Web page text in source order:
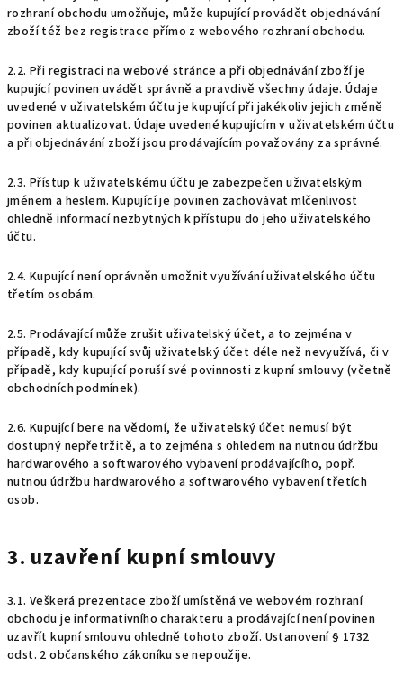
rozhraní obchodu umožňuje, může kupující provádět objednávání
zboží též bez registrace přímo z webového rozhraní obchodu.
2.2. Při registraci na webové stránce a při objednávání zboží je
kupující povinen uvádět správně a pravdivě všechny údaje. Údaje
uvedené v uživatelském účtu je kupující při jakékoliv jejich změně
povinen aktualizovat. Údaje uvedené kupujícím v uživatelském účtu
a při objednávání zboží jsou prodávajícím považovány za správné.
2.3. Přístup k uživatelskému účtu je zabezpečen uživatelským
jménem a heslem. Kupující je povinen zachovávat mlčenlivost
ohledně informací nezbytných k přístupu do jeho uživatelského
účtu.
2.4. Kupující není oprávněn umožnit využívání uživatelského účtu
třetím osobám.
2.5. Prodávající může zrušit uživatelský účet, a to zejména v
případě, kdy kupující svůj uživatelský účet déle než nevyužívá, či v
případě, kdy kupující poruší své povinnosti z kupní smlouvy (včetně
obchodních podmínek).
2.6. Kupující bere na vědomí, že uživatelský účet nemusí být
dostupný nepřetržitě, a to zejména s ohledem na nutnou údržbu
hardwarového a softwarového vybavení prodávajícího, popř.
nutnou údržbu hardwarového a softwarového vybavení třetích
osob.
3. uzavření kupní smlouvy
3.1. Veškerá prezentace zboží umístěná ve webovém rozhraní
obchodu je informativního charakteru a prodávající není povinen
uzavřít kupní smlouvu ohledně tohoto zboží. Ustanovení § 1732
odst. 2 občanského zákoníku se nepoužije.